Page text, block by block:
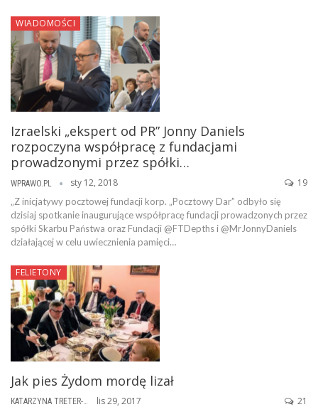
WIADOMOŚCI
Izraelski „ekspert od PR” Jonny Daniels
rozpoczyna współpracę z fundacjami
prowadzonymi przez spółki…
WPRAWO.PL sty 12, 2018 19
„Z inicjatywy pocztowej fundacji korp. „Pocztowy Dar” odbyło się
dzisiaj spotkanie inaugurujące współpracę fundacji prowadzonych przez
spółki Skarbu Państwa oraz Fundacji @FTDepths i @MrJonnyDaniels
działającej w celu uwiecznienia pamięci…
FELIETONY
Jak pies Żydom mordę lizał
KATARZYNA TRETER-SIERPIŃSKA lis 29, 2017 21